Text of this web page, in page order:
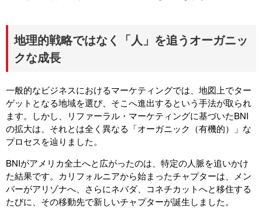
地理的戦略ではなく「人」を追うオーガニッ
クな成長
一般的なビジネスにおけるマーケティングでは、地図上でター
ゲットとなる地域を選び、そこへ進出するという手法が取られ
ます。しかし、リファーラル・マーケティングに基づいたBNI
の拡大は、それとは全く異なる「オーガニック（有機的）」な
プロセスを辿りました。
BNIがアメリカ全土へと広がったのは、特定の人脈を追いかけ
た結果です。カリフォルニアから始まったチャプターは、メン
バーがアリゾナへ、さらにネバダ、コネチカットへと移住する
たびに、その移動先で新しいチャプターが誕生しました。